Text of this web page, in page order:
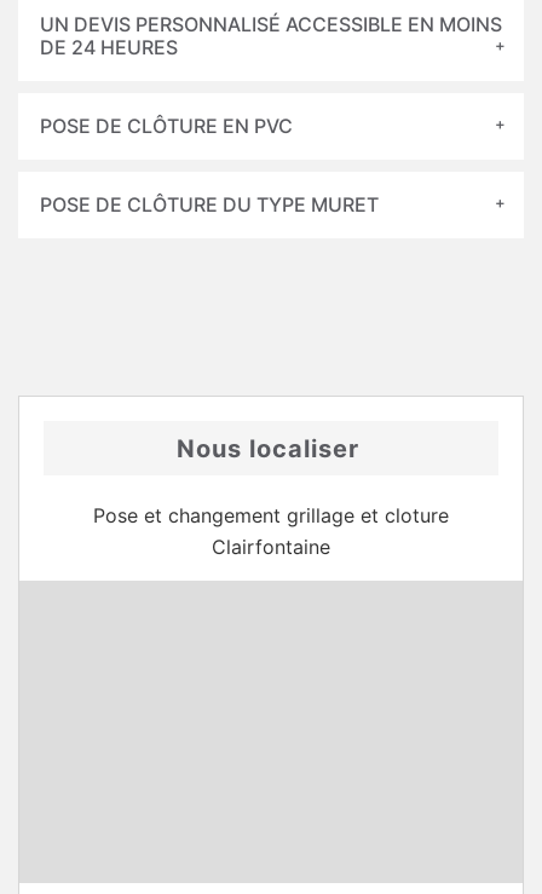
UN DEVIS PERSONNALISÉ ACCESSIBLE EN MOINS
DE 24 HEURES
POSE DE CLÔTURE EN PVC
POSE DE CLÔTURE DU TYPE MURET
Nous localiser
Pose et changement grillage et cloture
Clairfontaine